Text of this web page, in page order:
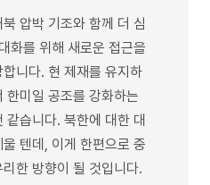
압박 기조와 함께 더 심
화를 위해 새로운 접근을
니다. 현 제재를 유지하
한미일 공조를 강화하는
같습니다. 북한에 대한 대
텐데, 이게 한편으로 중
한 방향이 될 것입니다.